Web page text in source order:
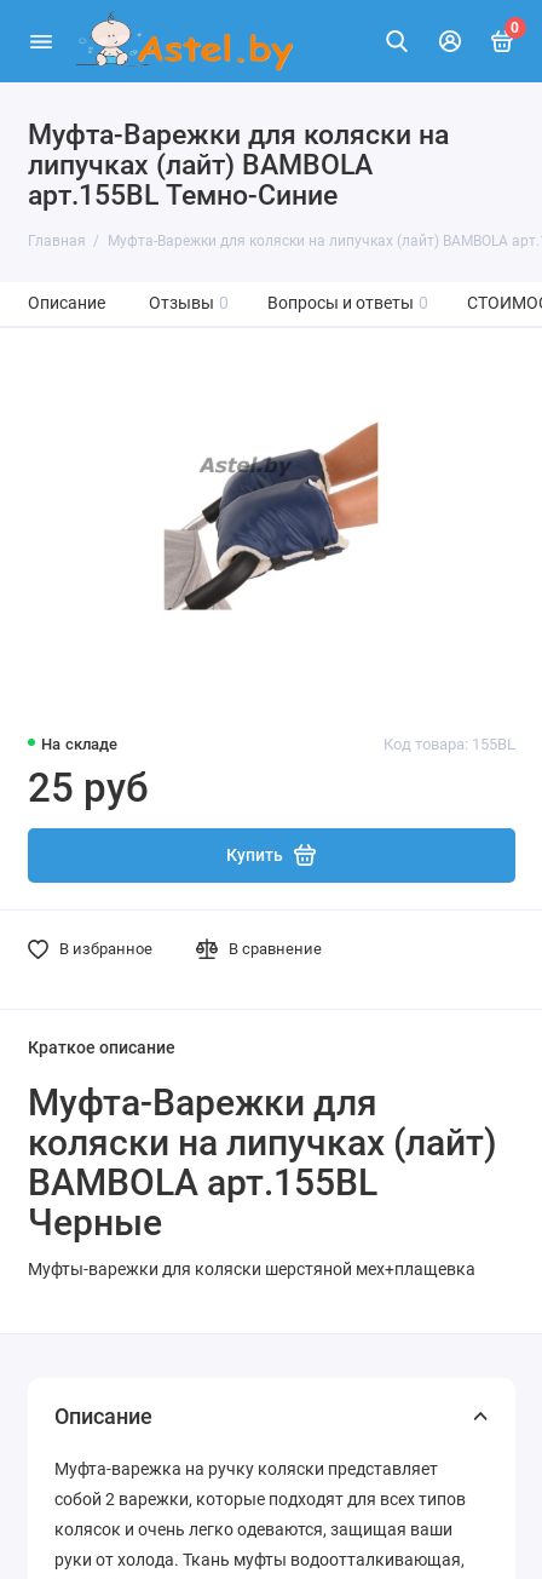
0
Муфта-Варежки для коляски на
липучках (лайт) BAMBOLA
арт.155BL Темно-Синие
Главная Муфта-Варежки для коляски на липучках (лайт) BAMBOLA
Описание Отзывы 0 Вопросы и ответы 0
На складе Код товара: 155BL
25 руб
Купить
В избранное В сравнение
Краткое описание
Муфта-Варежки для
коляски на липучках (лайт)
BAMBOLA арт.155BL
Черные
Муфты-варежки для коляски шерстяной мех+плащевка
Описание
Муфта-варежка на ручку коляски представляет
собой 2 варежки, которые подходят для всех типов
колясок и очень легко одеваются, защищая ваши
руки от холода. Ткань муфты водоотталкивающая,